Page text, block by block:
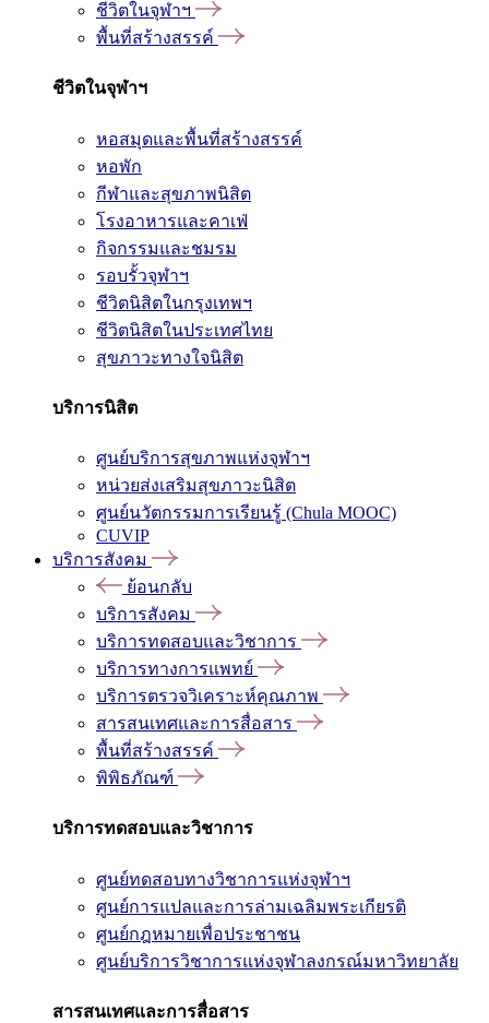
ชีวิตในจุฬาฯ
พื้นที่สร้างสรรค์
ชีวิตในจุฬาฯ
หอสมุดและพื้นที่สร้างสรรค์
หอพัก
กีฬาและสุขภาพนิสิต
โรงอาหารและคาเฟ่
กิจกรรมและชมรม
รอบรั้วจุฬาฯ
ชีวิตนิสิตในกรุงเทพฯ
ชีวิตนิสิตในประเทศไทย
สุขภาวะทางใจนิสิต
บริการนิสิต
ศูนย์บริการสุขภาพแห่งจุฬาฯ
หน่วยส่งเสริมสุขภาวะนิสิต
ศูนย์นวัตกรรมการเรียนรู้ (Chula MOOC)
CUVIP
บริการสังคม
ย้อนกลับ
บริการสังคม
บริการทดสอบและวิชาการ
บริการทางการแพทย์
บริการตรวจวิเคราะห์คุณภาพ
สารสนเทศและการสื่อสาร
พื้นที่สร้างสรรค์
พิพิธภัณฑ์
บริการทดสอบและวิชาการ
ศูนย์ทดสอบทางวิชาการแห่งจุฬาฯ
ศูนย์การแปลและการล่ามเฉลิมพระเกียรติ
ศูนย์กฎหมายเพื่อประชาชน
ศูนย์บริการวิชาการแห่งจุฬาลงกรณ์มหาวิทยาลัย
สารสนเทศและการสื่อสาร